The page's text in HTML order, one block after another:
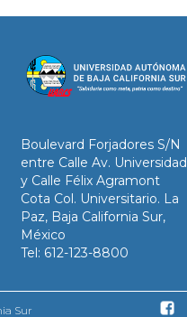
Boulevard Forjadores S/N
entre Calle Av. Universidad
y Calle Félix Agramont
Cota Col. Universitario. La
Paz, Baja California Sur,
México
Tel: 612-123-8800
Sur